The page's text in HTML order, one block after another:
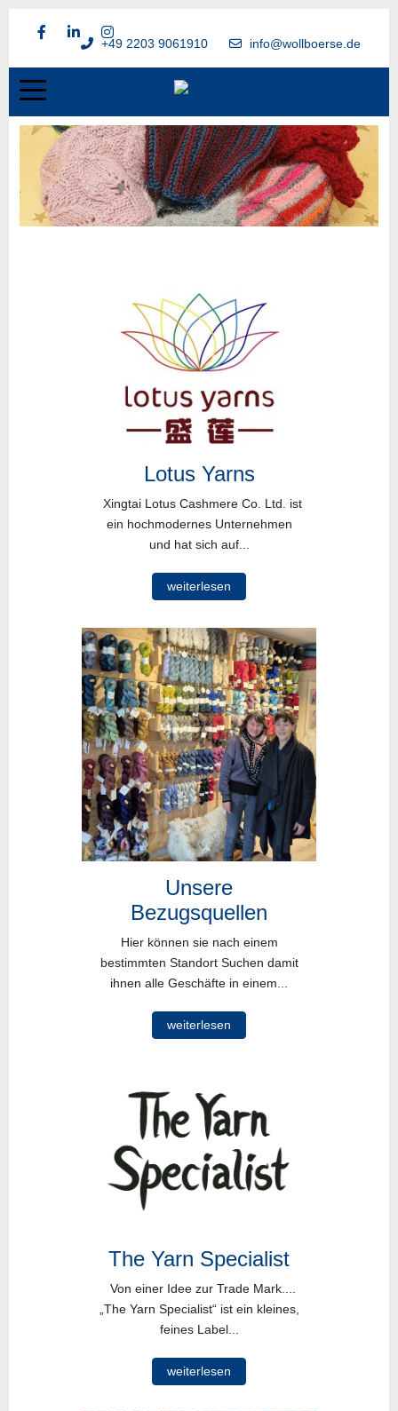
+49 2203 9061910 info@wollboerse.de
Lotus Yarns
Xingtai Lotus Cashmere Co. Ltd. ist
ein hochmodernes Unternehmen
und hat sich auf...
weiterlesen
Unsere
Bezugsquellen
Hier können sie nach einem
bestimmten Standort Suchen damit
ihnen alle Geschäfte in einem...
weiterlesen
The Yarn Specialist
Von einer Idee zur Trade Mark....
„The Yarn Specialist“ ist ein kleines,
feines Label...
weiterlesen